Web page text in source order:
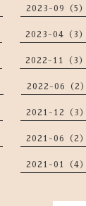
2023-09（5）
2023-04（3）
2022-11（3）
2022-06（2）
2021-12（3）
2021-06（2）
2021-01（4）